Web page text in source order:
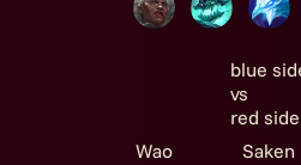
blue
vs
red side
Wao
Saken